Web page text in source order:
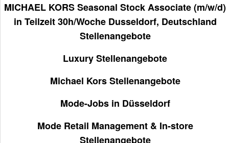
MICHAEL KORS Seasonal Stock Associate (m/w/d)
in Teilzeit 30h/Woche Dusseldorf, Deutschland
Stellenangebote
Luxury Stellenangebote
Michael Kors Stellenangebote
Mode-Jobs in Düsseldorf
Mode Retail Management & In-store
Stellenangebote